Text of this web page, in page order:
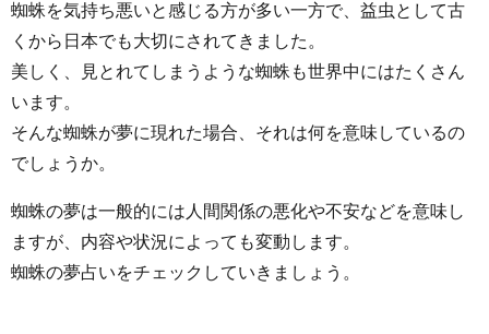
蜘蛛を気持ち悪いと感じる方が多い一方で、益虫として古
くから日本でも大切にされてきました。
美しく、見とれてしまうような蜘蛛も世界中にはたくさん
います。
そんな蜘蛛が夢に現れた場合、それは何を意味しているの
でしょうか。
蜘蛛の夢は一般的には人間関係の悪化や不安などを意味し
ますが、内容や状況によっても変動します。
蜘蛛の夢占いをチェックしていきましょう。